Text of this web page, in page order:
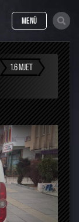
MENÜ
1.6 MJET